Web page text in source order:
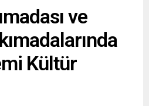
ve
Kültür